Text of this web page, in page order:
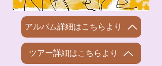
アルバム詳細はこちらより
ツアー詳細はこちらより